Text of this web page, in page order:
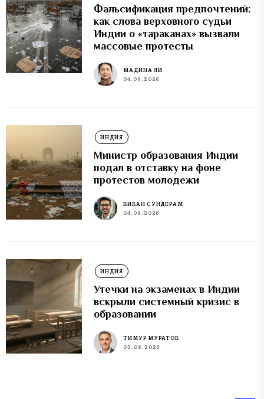
Фальсификация предпочтений:
как слова верховного судьи
Индии о «тараканах» вызвали
массовые протесты
МАДИНА ЛИ
04.08.2026
ИНДИЯ
Министр образования Индии
подал в отставку на фоне
протестов молодежи
ВИВАН СУНДЕРАМ
04.08.2026
ИНДИЯ
Утечки на экзаменах в Индии
вскрыли системный кризис в
образовании
ТИМУР МУРАТОВ
03.08.2026